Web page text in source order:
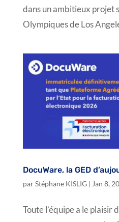
dans un ambitieux projet
Olympiques de Los
DocuWare, la GED
parStéphane KISLIG| Jan 8,
Toute l’équipe a le plaisir